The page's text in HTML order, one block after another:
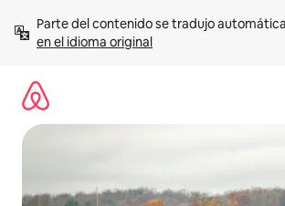
contenido
Parte del contenido se tradujo
en el idioma original